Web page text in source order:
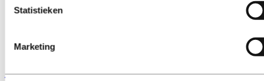
is de Verwerkingsverantwoordelijke voor de
die door hun respectieve cookies worden verzameld. In de
Statistieken
Marketing
StoriesbyHydro